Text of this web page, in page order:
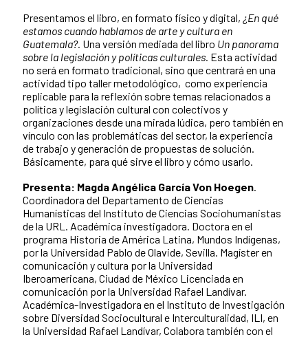
Presentamos el libro, en formato físico y digital, ¿En qué
estamos cuando hablamos de arte y cultura en
Guatemala?. Una versión mediada del libro Un panorama
sobre la legislación y políticas culturales. Esta actividad
no será en formato tradicional, sino que centrará en una
actividad tipo taller metodológico, como experiencia
replicable para la reflexión sobre temas relacionados a
política y legislación cultural con colectivos y
organizaciones desde una mirada lúdica, pero también en
vínculo con las problemáticas del sector, la experiencia
de trabajo y generación de propuestas de solución.
Básicamente, para qué sirve el libro y cómo usarlo.
Presenta: Magda Angélica García Von Hoegen.
Coordinadora del Departamento de Ciencias
Humanísticas del Instituto de Ciencias Sociohumanistas
de la URL. Académica investigadora. Doctora en el
programa Historia de América Latina, Mundos Indígenas,
por la Universidad Pablo de Olavide, Sevilla. Magíster en
comunicación y cultura por la Universidad
Iberoamericana, Ciudad de México Licenciada en
comunicación por la Universidad Rafael Landívar.
Académica-Investigadora en el Instituto de Investigación
sobre Diversidad Sociocultural e Interculturalidad, ILI, en
la Universidad Rafael Landívar, Colabora también con el